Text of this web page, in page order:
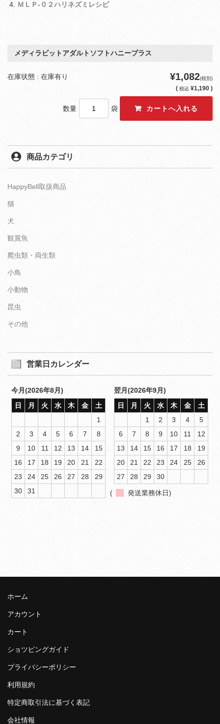
ＭＬＰ‐０２ハリネズミレシピ
メディラビットアダルトソフトハニープラス
在庫状態 : 在庫有り ¥1,082(税別)
( 税込 ¥1,190 )
数量 袋
商品カテゴリ
HappyBell取扱商品
猫
犬
観賞魚
爬虫類・両生類
小鳥
小動物
昆虫
その他
営業日カレンダー
今月(2026年8月)
日
月 火 水 木 金
土
1
2
3 4 5 6 7
8
9
10 11 12 13 14
15
16
17 18 19 20 21
22
23
24 25 26 27 28
29
30
31
翌月(2026年9月)
日
月 火 水 木 金
土
1
2 3 4
5
6
7 8 9 10 11
12
13
14 15 16 17 18
19
20
21 22 23 24 25
26
27
28 29 30
( 発送業務休日)
ホーム
アカウント
カート
ショツピングガイド
プライバシーポリシー
利用規約
特定商取引法に基づく表記
会社情報